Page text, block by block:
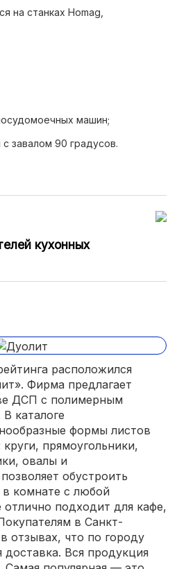
на станках Homag,
машин;
завалом 90 градусов.
кухонных
расположился
Фирма предлагает
ДСП с полимерным
каталоге
формы листов
прямоугольники,
овалы и
обустроить
в комнате с любой
подходит для кафе,
в Санкт-
отзывах, что по городу
доставка. Вся продукция